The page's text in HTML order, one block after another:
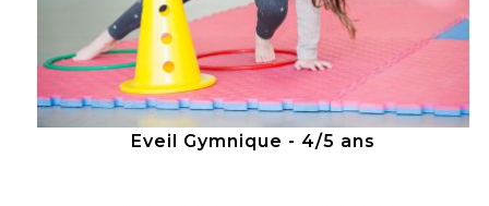
Eveil Gymnique - 4/5 ans